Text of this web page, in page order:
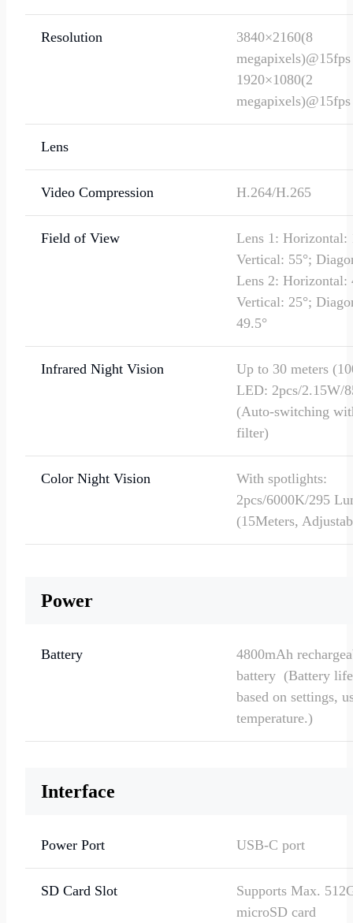
Resolution
3840×2160(8
megapixels)@15fps
1920×1080(2
megapixels)@15fps
Lens
Video Compression H.264/H.265
Field of View
Lens 1: Horizontal:
Vertical: 55°;
Lens 2: Horizontal:
Vertical: 25°;
49.5°
Infrared Night Vision
Up to 30 meters
LED: 2pcs/2.15W/
(Auto-switching
filter)
Color Night Vision
With spotlights:
2pcs/6000K/295
(15Meters,
Main stream:
4096Kbps (default:
2048Kbps)
Sub stream:
Power
Battery
4800mAh
battery (Battery
based on settings,
temperature.)
Interface
Power Port USB-C port
SD Card Slot
Supports Max.
microSD card